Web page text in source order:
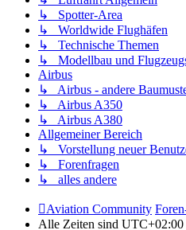
↳ Spotter-Area
↳ Worldwide Flughäfen
↳ Technische Themen
↳ Modellbau und
Airbus
↳ Airbus - andere
↳ Airbus A350
↳ Airbus A380
Allgemeiner Bereich
↳ Vorstellung neuer
↳ Forenfragen
↳ alles andere
Aviation Community
Alle Zeiten sind UTC+02:00